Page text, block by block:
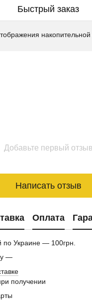
Быстрый заказ
накопительной
Добавьте первый отзыв
Написать отзыв
Оплата
по Украине — 100грн.
—
получении